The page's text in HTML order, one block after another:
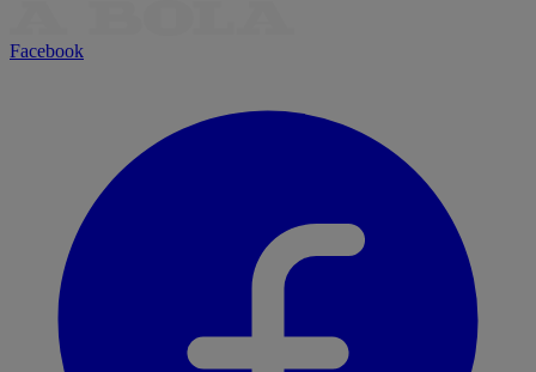
Facebook